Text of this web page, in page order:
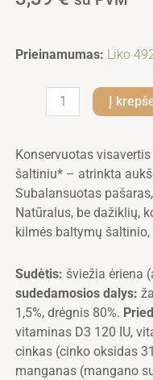
Prieinamumas: Liko
produkto
Monge
Monoproteico
šunims
su
ėriena,
tik
vienos
mėsa
400g
Į
Konservuotas
šaltiniu* – atrinkta
Subalansuotas
Natūralus, be dažiklių,
kilmės baltymų
Sudėtis: šviežia ėriena
sudedamosios dalys:
1,5%, drėgnis 80%.
vitaminas D3 120 IU,
cinkas (cinko oksidas
manganas (mangano